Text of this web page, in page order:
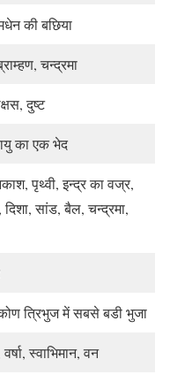
की बछिया
चन्द्रमा
दुष्ट
का एक भेद
पृथ्वी, इन्द्र का वज्र,
सांड, बैल, चन्द्रमा,
त्रिभुज में सबसे बडी भुजा
स्वाभिमान, वन